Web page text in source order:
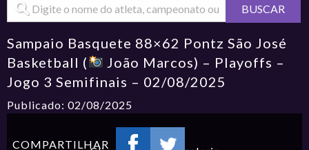
BUSCAR
Sampaio Basquete 88×62 Pontz São José
Basketball (
João Marcos) – Playoffs –
Jogo 3 Semifinais – 02/08/2025
Publicado: 02/08/2025
COMPARTILHAR